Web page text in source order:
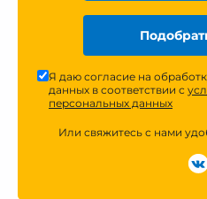
Я даю согласие на
данных в соответствии с
персональных данных
Или свяжитесь с нами